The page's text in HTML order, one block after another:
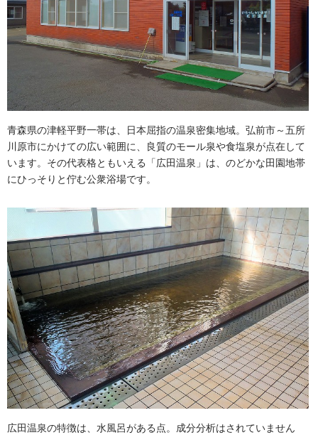
青森県の津軽平野一帯は、日本屈指の温泉密集地域。弘前市～五所
川原市にかけての広い範囲に、良質のモール泉や食塩泉が点在して
います。その代表格ともいえる「広田温泉」は、のどかな田園地帯
にひっそりと佇む公衆浴場です。
広田温泉の特徴は、水風呂がある点。成分分析はされていません